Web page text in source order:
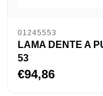
01245553
LAMA DENTE A
53
€94,86